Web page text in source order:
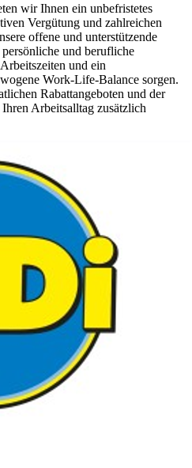
wir Ihnen ein unbefristetes
Vergütung und zahlreichen
offene und unterstützende
und berufliche
und ein
Work-Life-Balance sorgen.
Rabattangeboten und der
Arbeitsalltag zusätzlich